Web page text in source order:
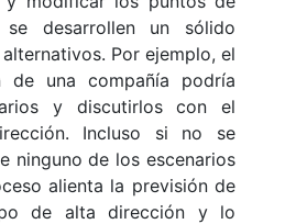
desarrollen un sólido
Por ejemplo, el
de una compañía podría
y discutirlos con el
Incluso si no se
ninguno de los escenarios
alienta la previsión de
de alta dirección y lo